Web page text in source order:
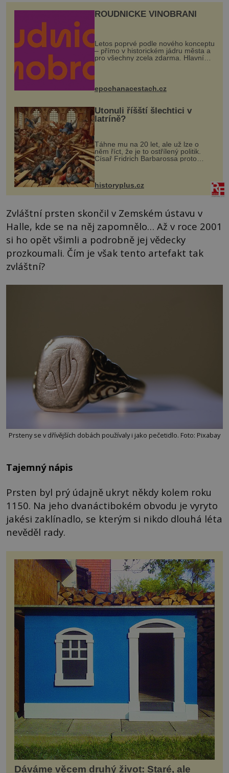
ROUDNICKÉ VINOBRANÍ
Letos poprvé podle nového konceptu
– přímo v historickém jádru města a
pro všechny zcela zdarma. Hlavní
program se odehraje na Karlově a
mohou těšit na víno, burčák, pes...
epochanacestach.cz
Utonuli říšští šlechtici v
latríně?
Táhne mu na 20 let, ale už lze o
něm říct, že je to ostřílený politik.
Císař Fridrich Barbarossa proto
posílá svého syna a dědice Jindřicha
VI. do Erfurtu, aby se stal
prostředníkem při řešení sporu m...
historyplus.cz
Zvláštní prsten skončil v Zemském ústavu v
Halle, kde se na něj zapomnělo… Až v roce 2001
si ho opět všimli a podrobně jej vědecky
prozkoumali. Čím je však tento artefakt tak
zvláštní?
Prsteny se v dřívějších dobách používaly i jako pečetidlo. Foto: Pixabay
Tajemný nápis
Prsten byl prý údajně ukryt někdy kolem roku
1150. Na jeho dvanáctibokém obvodu je vyryto
jakési zaklínadlo, se kterým si nikdo dlouhá léta
nevěděl rady.
Dáváme věcem druhý život: Staré, ale